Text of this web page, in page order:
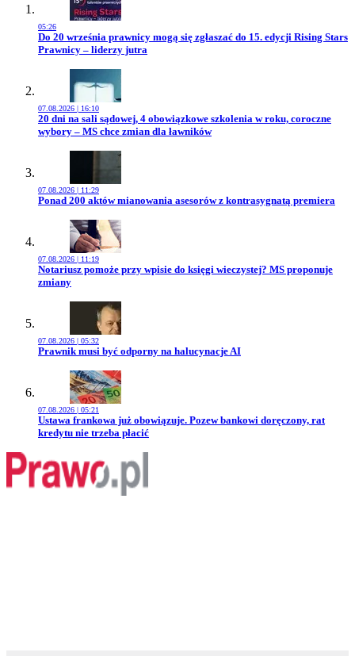
05:26
Przejdź do artykułu:
Do 20 września prawnicy mogą się zgłaszać do 15. edycji Rising Stars
Prawnicy – liderzy jutra
07.08.2026 | 16:10
Przejdź do artykułu:
20 dni na sali sądowej, 4 obowiązkowe szkolenia w roku, coroczne
wybory – MS chce zmian dla ławników
07.08.2026 | 11:29
Przejdź do artykułu:
Ponad 200 aktów mianowania asesorów z kontrasygnatą premiera
07.08.2026 | 11:19
Przejdź do artykułu:
Notariusz pomoże przy wpisie do księgi wieczystej? MS proponuje
zmiany
07.08.2026 | 05:32
Przejdź do artykułu:
Prawnik musi być odporny na halucynacje AI
07.08.2026 | 05:21
Przejdź do artykułu:
Ustawa frankowa już obowiązuje. Pozew bankowi doręczony, rat
kredytu nie trzeba płacić